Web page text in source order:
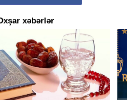
xəbərlər